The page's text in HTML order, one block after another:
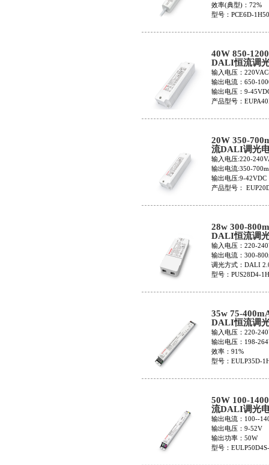
效率(典型)：72%
型号：PCE6D-
40W 850-
DALI恒流调
EUPA40D-
输入电压：
输出电流：650-
输出电压：9-
产品型号：
20W 350-
流DALI调光
EUP20D-
输入电压:220-
输出电流:350-
输出电压:9-42VDC
产品型号：
28w 300-
DALI恒流调
PUS28D4-
输入电压：220-
输出电流：300-
调光方式：DALI
型号：PUS28D4-
35w 75-
DALI恒流调
EULP35D-
输入电压：220-
输出电压：198-
效率：91%
型号：EULP35D-
50W 100-
流DALI调光
EULP50D4S-
输出电流：100--
输出电压：9-52V
输出功率：50W
型号：